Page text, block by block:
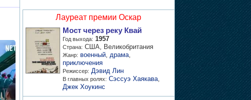
Лауреат премии Оскар
Мост через реку Квай
Год выхода: 1957
Страна: США, Великобритания
Жанр: военный, драма,
приключения
Режиссер: Дэвид Лин
В главных ролях: Сэссуэ Хаякава,
Джек Хоукинс